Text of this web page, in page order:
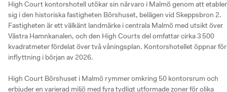
High Court kontorshotell utökar sin närvaro i Malmö genom att
sig i den historiska fastigheten Börshuset, belägen vid Skeppsbron 2.
Fastigheten är ett välkänt landmärke i centrala Malmö med utsikt över
Västra Hamnkanalen, och den High Courts del omfattar cirka 3 500
kvadratmeter fördelat över två våningsplan. Kontorshotellet öppnar för
inflyttning i början av 2026.
High Court Börshuset i Malmö rymmer omkring 50 kontorsrum och
erbjuder en varierad miljö med fyra tydligt utformade zoner för olika